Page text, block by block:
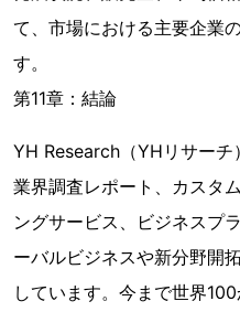
て、市場における主要企業
す。
第11章：結論
YH Research（YHリサーチ
業界調査レポート、カスタ
ングサービス、ビジネスプ
ーバルビジネスや新分野開
しています。今まで世界